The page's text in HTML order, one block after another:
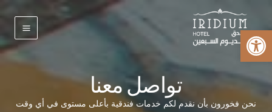
Open toolbar
content
Main
تواصل معنا
نحن فخورون بأن نقدم لكم خدمات فندقية بأعلى مستوى في أي وقت